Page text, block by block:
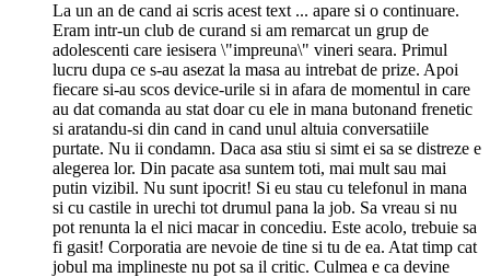
La un an de cand ai scris acest text ... apare si o continuare.
Eram intr-un club de curand si am remarcat un grup de
adolescenti care iesisera \"impreuna\" vineri seara. Primul
lucru dupa ce s-au asezat la masa au intrebat de prize. Apoi
fiecare si-au scos device-urile si in afara de momentul in care
au dat comanda au stat doar cu ele in mana butonand frenetic
si aratandu-si din cand in cand unul altuia conversatiile
purtate. Nu ii condamn. Daca asa stiu si simt ei sa se distreze e
alegerea lor. Din pacate asa suntem toti, mai mult sau mai
putin vizibil. Nu sunt ipocrit! Si eu stau cu telefonul in mana
si cu castile in urechi tot drumul pana la job. Sa vreau si nu
pot renunta la el nici macar in concediu. Este acolo, trebuie sa
fi gasit! Corporatia are nevoie de tine si tu de ea. Atat timp cat
jobul ma implineste nu pot sa il critic. Culmea e ca devine